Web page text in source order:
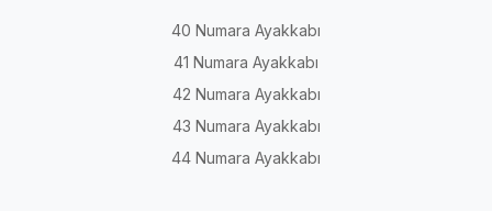
40 Numara Ayakkabı
41 Numara Ayakkabı
42 Numara Ayakkabı
43 Numara Ayakkabı
44 Numara Ayakkabı